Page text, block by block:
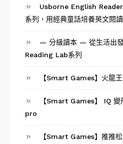
Usborne English
系列，用經典童話培養英文閱
— 分級讀本 — 從生活出
Reading Lab系列
【Smart Games】火龍
【Smart Games】 IQ
pro
【Smart Games】推推